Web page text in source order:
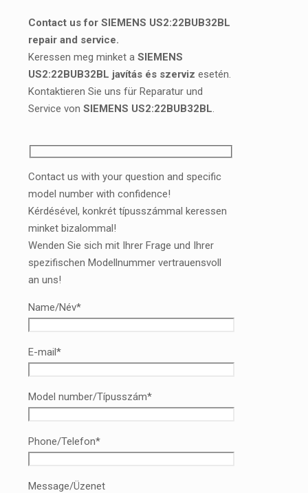
Contact us for SIEMENS US2:22BUB32BL
repair and service.
Keressen meg minket a SIEMENS
US2:22BUB32BL javítás és szerviz esetén.
Kontaktieren Sie uns für Reparatur und
Service von SIEMENS US2:22BUB32BL.
Contact us with your question and specific
model number with confidence!
Kérdésével, konkrét típusszámmal keressen
minket bizalommal!
Wenden Sie sich mit Ihrer Frage und Ihrer
spezifischen Modellnummer vertrauensvoll
an uns!
Name/Név*
E-mail*
Model number/Típusszám*
Phone/Telefon*
Message/Üzenet